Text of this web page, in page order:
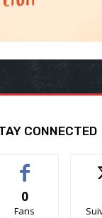
CONNECTED
0
Fans